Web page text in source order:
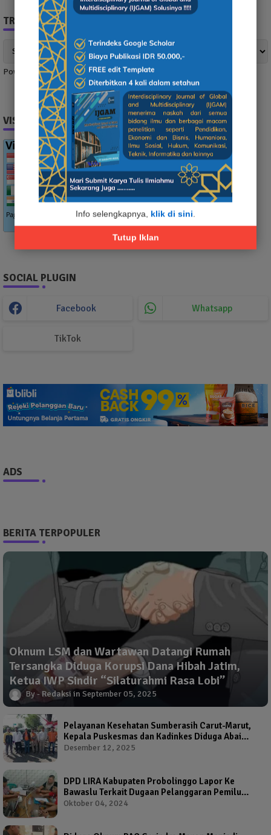
Info selengkapnya, klik di sini.
Tutup Iklan
TRANSLATE NEWS
Powered by Translate
VISITOR
SOCIAL PLUGIN
Facebook Whatsapp
TikTok
ADS
BERITA TERPOPULER
Oknum LSM dan Wartawan Datangi Rumah
Tersangka Diduga Korupsi Dana Hibah Jatim,
Ketua IWP Sindir “Silaturahmi Rasa Lobi”
Redaksi September 05, 2025
Pelayanan Kesehatan Sumberasih Carut-Marut,
Kepala Puskesmas dan Kadinkes Diduga Abai
Warga Jadi Korban
Desember 12, 2025
DPD LIRA Kabupaten Probolinggo Lapor Ke
Bawaslu Terkait Dugaan Pelanggaran Pemilu
Oleh Salah Satu Calon Wakil Bupati Probolinggo
Oktober 04, 2024